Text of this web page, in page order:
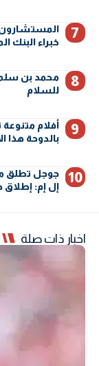
المستشارون
خبراء البنك
محمد بن
للسلام
أفلام
بالدوحة هذا
جوجل تطلق
إل إم: إطلاق
اخبار ذات صلة